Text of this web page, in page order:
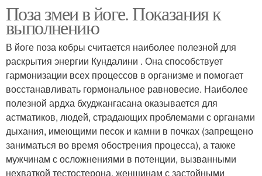
Поза змеи в йоге. Показания к
выполнению
В йоге поза кобры считается наиболее полезной для
раскрытия энергии Кундалини . Она способствует
гармонизации всех процессов в организме и помогает
восстанавливать гормональное равновесие. Наиболее
полезной ардха бхуджангасана оказывается для
астматиков, людей, страдающих проблемами с органами
дыхания, имеющими песок и камни в почках (запрещено
заниматься во время обострения процесса), а также
мужчинам с осложнениями в потенции, вызванными
нехваткой тестостерона, женщинам с застойными